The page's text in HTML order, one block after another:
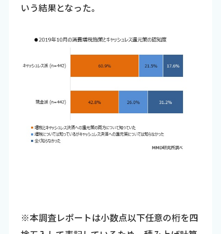
いう結果となった。
※本調査レポートは小数点以下任意の桁を四